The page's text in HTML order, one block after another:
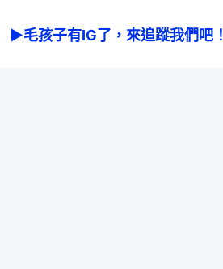
►毛孩子有IG了，來追蹤我們吧！